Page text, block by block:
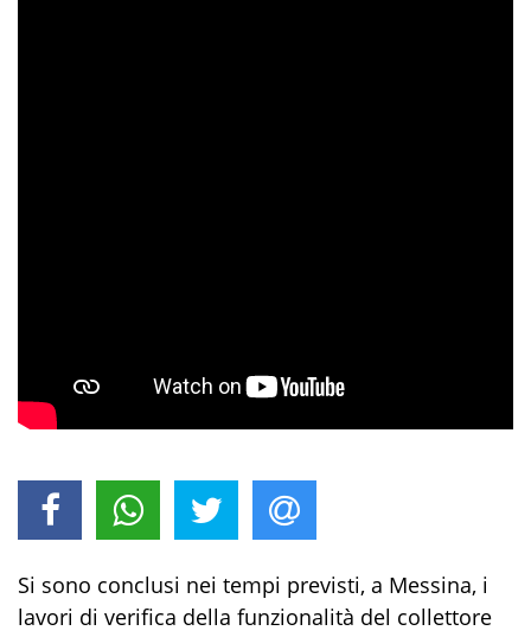
Si sono conclusi nei tempi previsti, a Messina, i
lavori di verifica della funzionalità del collettore